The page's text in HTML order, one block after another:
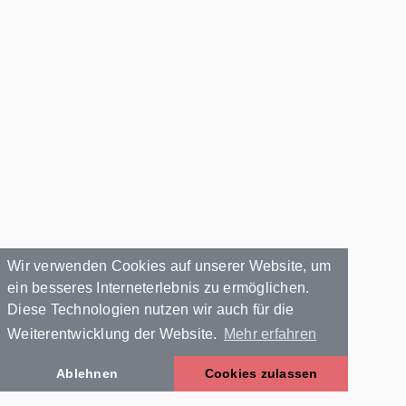
Wir verwenden Cookies auf unserer Website, um
ein besseres Interneterlebnis zu ermöglichen.
Diese Technologien nutzen wir auch für die
Weiterentwicklung der Website.
Mehr erfahren
Ablehnen Cookies zulassen